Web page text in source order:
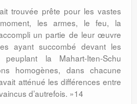
trouvée prête pour les vastes
les armes, le feu, la
un partie de leur œuvre
ayant succombé devant les
la Mahart-Iten-Schu
homogènes, dans chacune
atténué les différences entre
d’autrefois. »14